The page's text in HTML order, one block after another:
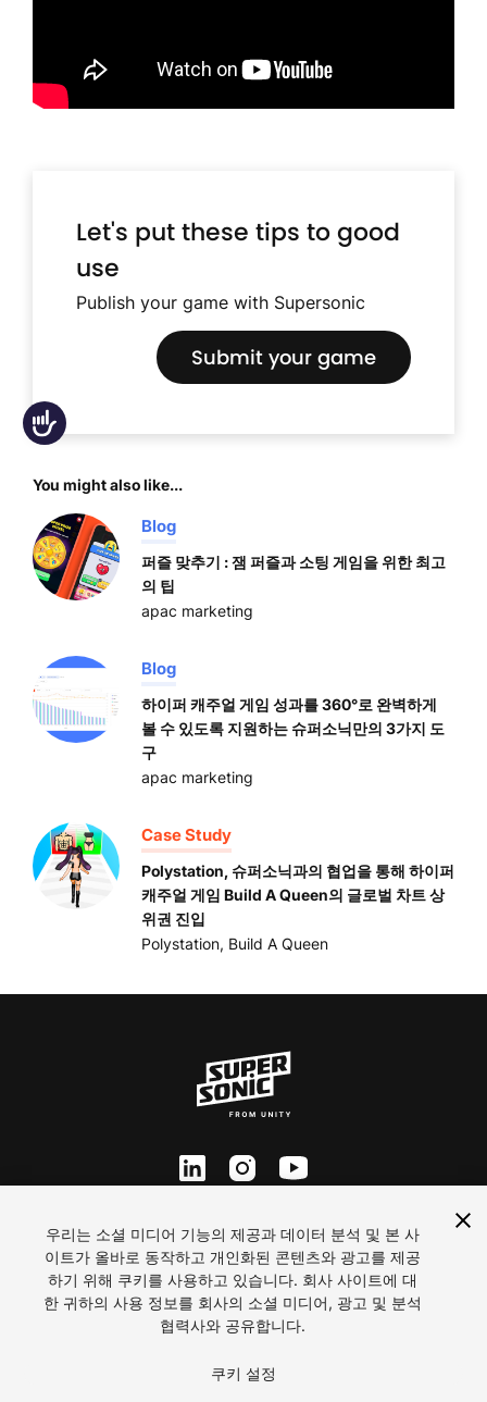
Accessibility
Let's put these tips to good
use
Publish your game with Supersonic
Submit your game
You might also like...
Blog
퍼즐 맞추기 : 잼 퍼즐과 소팅 게임을 위한 최고
의 팁
apac marketing
Blog
하이퍼 캐주얼 게임 성과를 360°로 완벽하게
볼 수 있도록 지원하는 슈퍼소닉만의 3가지 도
구
apac marketing
Case Study
Polystation, 슈퍼소닉과의 협업을 통해 하이퍼
캐주얼 게임 Build A Queen의 글로벌 차트 상
위권 진입
Polystation, Build A Queen
ln inst yt
Contact Us
Careers
개인정보처리방침
이용약관
쿠키 기본 설정
우리는 소셜 미디어 기능의 제공과 데이터 분석 및 본 사
이트가 올바로 동작하고 개인화된 콘텐츠와 광고를 제공
하기 위해 쿠키를 사용하고 있습니다. 회사 사이트에 대
한 귀하의 사용 정보를 회사의 소셜 미디어, 광고 및 분석
협력사와 공유합니다.
쿠키 설정